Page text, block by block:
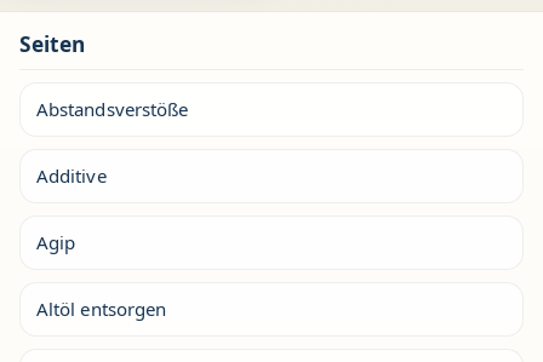
Seiten
Abstandsverstöße
Additive
Agip
Altöl entsorgen